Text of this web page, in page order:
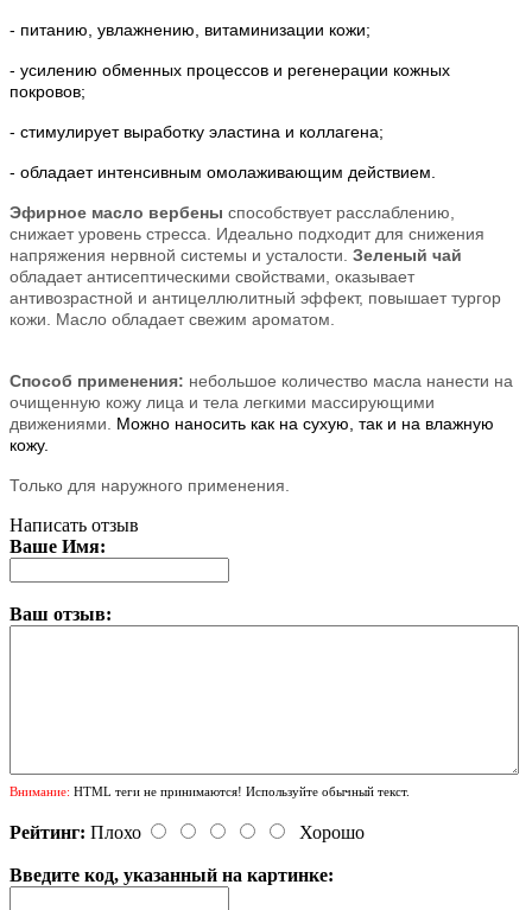
- питанию, увлажнению, витаминизации кожи;
- усилению обменных процессов и регенерации кожных
покровов;
- стимулирует выработку эластина и коллагена;
- обладает интенсивным омолаживающим действием.
Эфирное масло вербены способствует расслаблению,
снижает уровень стресса. Идеально подходит для снижения
напряжения нервной системы и усталости. Зеленый чай
обладает антисептическими свойствами, оказывает
антивозрастной и антицеллюлитный эффект, повышает тургор
кожи. Масло обладает свежим ароматом.
Способ применения: небольшое количество масла нанести на
очищенную кожу лица и тела легкими массирующими
движениями. Можно наносить как на сухую, так и на влажную
кожу.
Только для наружного применения.
Написать отзыв
Ваше Имя:
Ваш отзыв:
Внимание: HTML теги не принимаются! Используйте обычный текст.
Рейтинг: Плохо Хорошо
Введите код, указанный на картинке: